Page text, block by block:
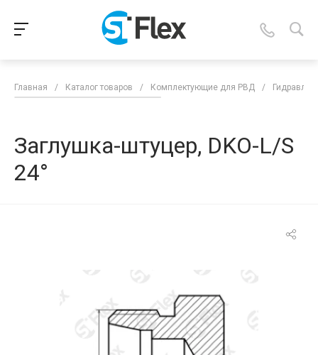
Главная / Каталог товаров / Комплектующие для РВД /
Заглушка-штуцер, DKO-L/S
24°